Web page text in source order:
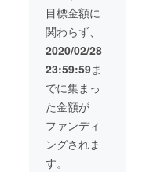
・受け
取らな
かった
・入力
所に誤
りが
・住所
変更を
ジェク
ださ
い。 ※
以下の
ような
様都合
により
再配送
または
転送と
なった
際は、
消費税
込みで
す ※配
送時
期：
2020年
3月末予
定 ・一
部のデ
ザイ
ン、仕
様につ
目標金額に
関わらず、
2020/02/28
23:59:59ま
でに集まっ
た金額が
ファンディ
ングされま
す。